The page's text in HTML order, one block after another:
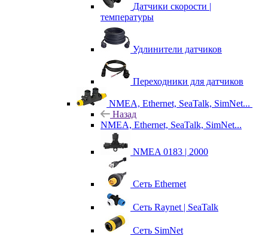
Датчики скорости |
температуры
Удлинители датчиков
Переходники для датчиков
NMEA, Ethernet, SeaTalk, SimNet...
Назад
NMEA, Ethernet, SeaTalk, SimNet...
NMEA 0183 | 2000
Сеть Ethernet
Сеть Raynet | SeaTalk
Сеть SimNet